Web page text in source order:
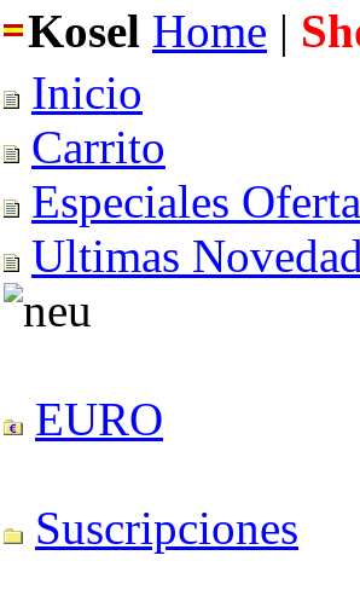
Kosel Home |
Inicio
Carrito
Especiales
Ultimas
EURO
Suscripciones